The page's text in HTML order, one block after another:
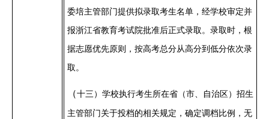
委培主管部门提供拟录取考生名单，经学校审定并
报浙江省教育考试院批准后正式录取。录取时，根
据志愿优先原则，按高考总分从高分到低分依次录
取。
（十三 ）学校执行考生所在省（市、自治区）招生
主管部门关于投档的相关规定，确定调档比例 ，无